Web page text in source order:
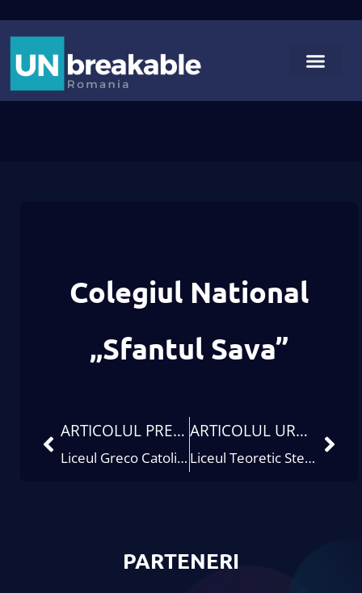
Colegiul National
„Sfantul Sava”
ARTICOLUL PRECEDENT
Liceul Greco Catolic „Iuliu Maniu”, Oradea
ARTICOLUL URMĂTOR
Liceul Teoretic Stefan Cel Mare
PARTENERI